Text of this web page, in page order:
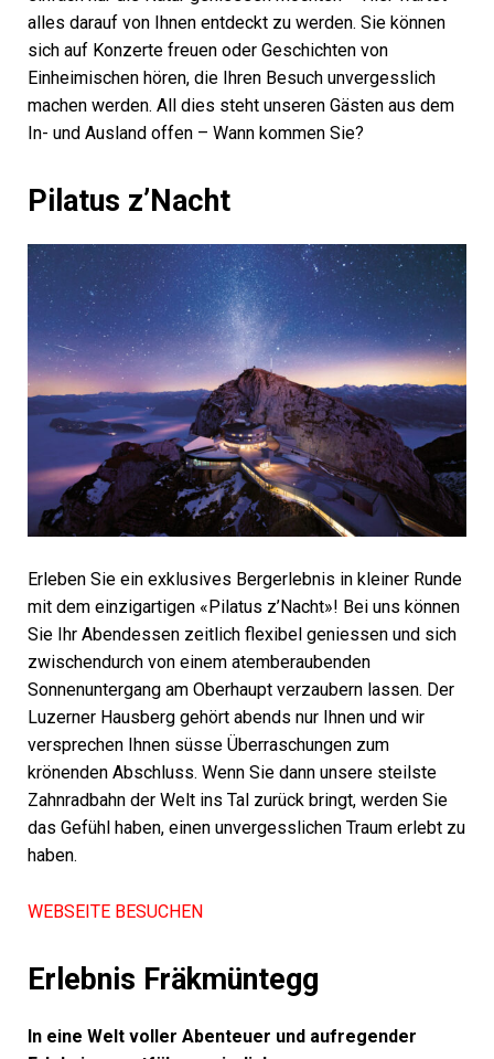
alles darauf von Ihnen entdeckt zu werden. Sie können
sich auf Konzerte freuen oder Geschichten von
Einheimischen hören, die Ihren Besuch unvergesslich
machen werden. All dies steht unseren Gästen aus dem
In- und Ausland offen – Wann kommen Sie?
Pilatus z’Nacht
Erleben Sie ein exklusives Bergerlebnis in kleiner Runde
mit dem einzigartigen «Pilatus z’Nacht»! Bei uns können
Sie Ihr Abendessen zeitlich flexibel geniessen und sich
zwischendurch von einem atemberaubenden
Sonnenuntergang am Oberhaupt verzaubern lassen. Der
Luzerner Hausberg gehört abends nur Ihnen und wir
versprechen Ihnen süsse Überraschungen zum
krönenden Abschluss. Wenn Sie dann unsere steilste
Zahnradbahn der Welt ins Tal zurück bringt, werden Sie
das Gefühl haben, einen unvergesslichen Traum erlebt zu
haben.
WEBSEITE BESUCHEN
Erlebnis Fräkmüntegg
In eine Welt voller Abenteuer und aufregender